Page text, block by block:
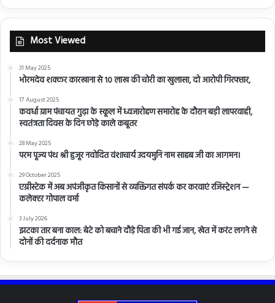
Most Viewed
31 May 2025
भोरमदेव शक्कर कारखाना से 10 लाख की चोरी का खुलासा, दो आरोपी गिरफ्तार,
17 August 2025
कवर्धा ग्राम पंचायत गुढ़ा के स्कूल में ध्वजारोहण समारोह के दौरान बड़ी लापरवाही,
स्वतंत्रता दिवस के दिन छोड़े काले कबूतर
28 May 2025
परम पूज्य पंथ श्री हुजूर नवोदित वंशाचार्य उदयमुनि नाम साहब जी का आगमन।
29 October 2025
एग्रीस्टेक में अब अपंजीकृत किसानों से व्यक्तिगत संपर्क कर करवाएं रजिस्ट्रेशन —
कलेक्टर गोपाल वर्मा
3 July 2026
झटका तार बना काल: बेटे को बचाने दौड़े पिता की भी गई जान, खेत में करंट लगने से
दोनों की दर्दनाक मौत